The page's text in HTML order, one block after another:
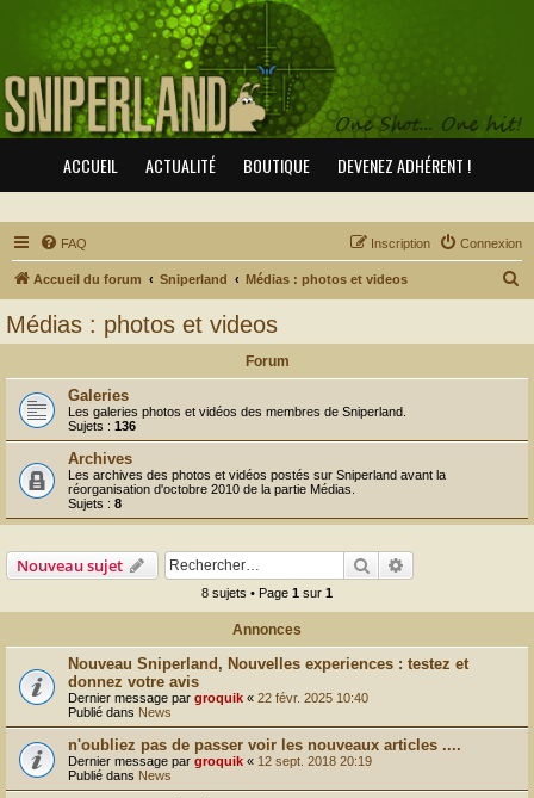
ACCUEIL ACTUALITÉ BOUTIQUE DEVENEZ ADHÉRENT !
FAQ Connexion
Inscription
Accueil du forum Sniperland Médias : photos et videos
Médias : photos et videos
Forum
Galeries
Les galeries photos et vidéos des membres de Sniperland.
Sujets : 136
Archives
Les archives des photos et vidéos postés sur Sniperland avant la
réorganisation d'octobre 2010 de la partie Médias.
Sujets : 8
Nouveau sujet Rechercher
8 sujets • Page 1 sur 1
Annonces
Nouveau Sniperland, Nouvelles experiences : testez et
donnez votre avis
Dernier message par groquik « 22 févr. 2025 10:40
Publié dans News
n'oubliez pas de passer voir les nouveaux articles ....
Dernier message par groquik « 12 sept. 2018 20:19
Publié dans News